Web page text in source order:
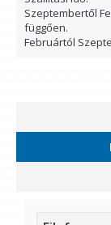
Szeptembertől
függően.
Februártól